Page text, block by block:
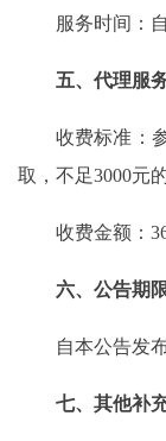
服务时间：自
五、代理服务
收费标准：参
取，不足3000元
收费金额：
六、公告期
自本公告发布
七、其他补